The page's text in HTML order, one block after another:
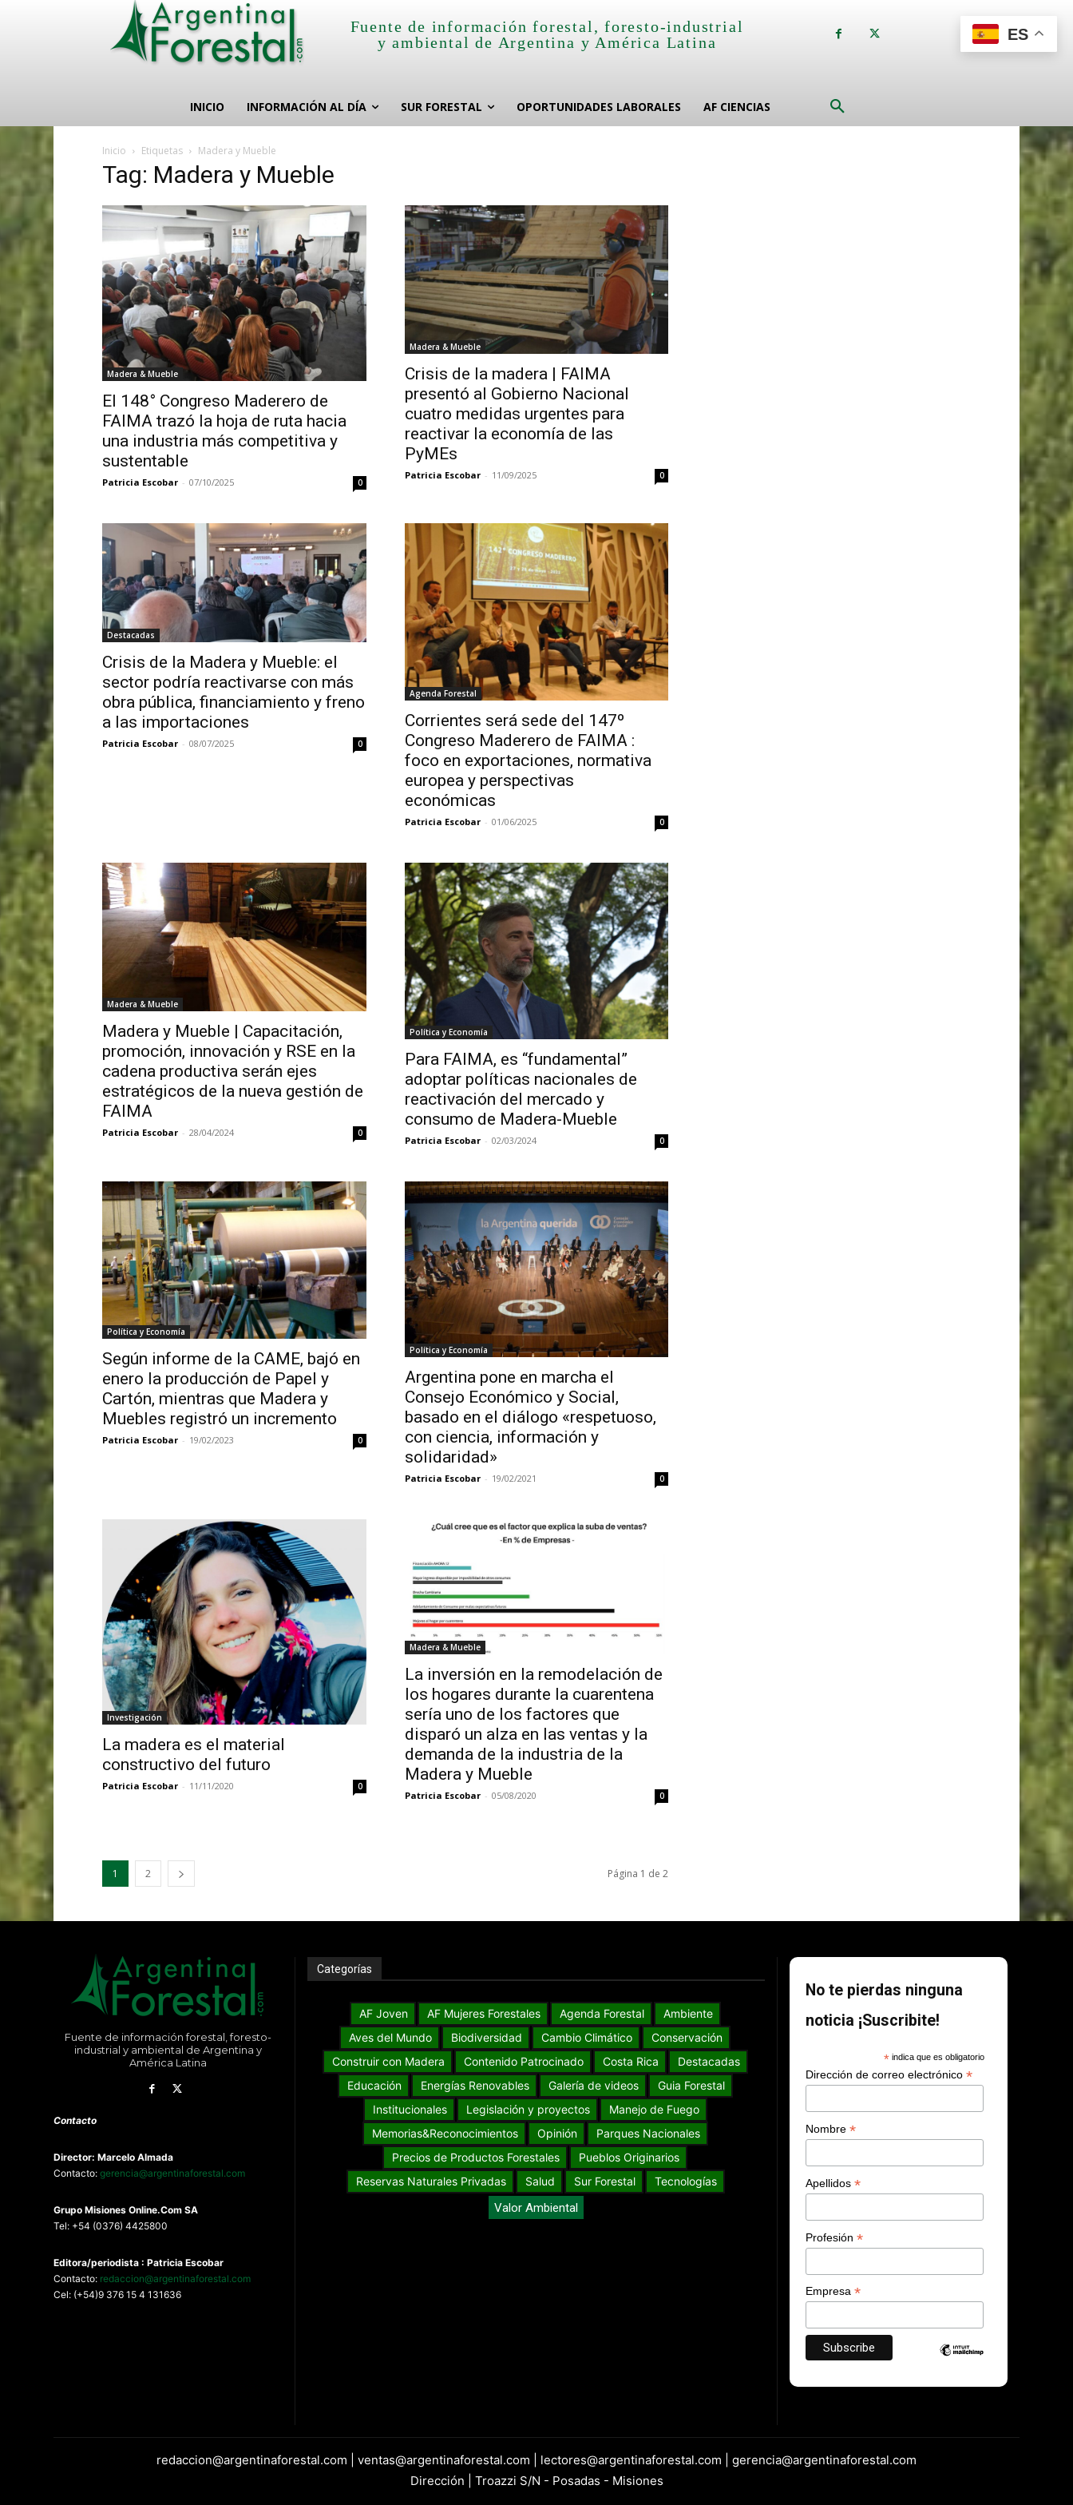
Fuente de información forestal, foresto-industrial
y ambiental de Argentina y América Latina
INICIO INFORMACIÓN AL DÍA SUR FORESTAL OPORTUNIDADES LABORALES AF CIENCIAS
Inicio Etiquetas Madera y Mueble
Tag: Madera y Mueble
Madera & Mueble
El 148° Congreso Maderero de
FAIMA trazó la hoja de ruta hacia
una industria más competitiva y
sustentable
Patricia Escobar - 07/10/2025 0
Madera & Mueble
Crisis de la madera | FAIMA
presentó al Gobierno Nacional
cuatro medidas urgentes para
reactivar la economía de las
PyMEs
Patricia Escobar - 11/09/2025 0
Destacadas
Crisis de la Madera y Mueble: el
sector podría reactivarse con más
obra pública, financiamiento y freno
a las importaciones
Patricia Escobar - 08/07/2025 0
Agenda Forestal
Corrientes será sede del 147º
Congreso Maderero de FAIMA :
foco en exportaciones, normativa
europea y perspectivas
económicas
Patricia Escobar - 01/06/2025 0
Madera & Mueble
Madera y Mueble | Capacitación,
promoción, innovación y RSE en la
cadena productiva serán ejes
estratégicos de la nueva gestión de
FAIMA
Patricia Escobar - 28/04/2024 0
Política y Economía
Para FAIMA, es “fundamental”
adoptar políticas nacionales de
reactivación del mercado y
consumo de Madera-Mueble
Patricia Escobar - 02/03/2024 0
Política y Economía
Según informe de la CAME, bajó en
enero la producción de Papel y
Cartón, mientras que Madera y
Muebles registró un incremento
Patricia Escobar - 19/02/2023 0
Política y Economía
Argentina pone en marcha el
Consejo Económico y Social,
basado en el diálogo «respetuoso,
con ciencia, información y
solidaridad»
Patricia Escobar - 19/02/2021 0
Investigación
La madera es el material
constructivo del futuro
Patricia Escobar - 11/11/2020 0
Madera & Mueble
La inversión en la remodelación de
los hogares durante la cuarentena
sería uno de los factores que
disparó un alza en las ventas y la
demanda de la industria de la
Madera y Mueble
Patricia Escobar - 05/08/2020 0
1 2 Página 1 de 2
Fuente de información forestal, foresto-
industrial y ambiental de Argentina y
América Latina
Contacto
Director: Marcelo Almada
Contacto: gerencia@argentinaforestal.com
Grupo MisionesOnline.Com SA
Tel: +54 (0376) 4425800
Editora/periodista : Patricia Escobar
Contacto: redaccion@argentinaforestal.com
Cel: (+54)9 376 15 4 131636
Categorías
AF Joven AF Mujeres Forestales Agenda Forestal
Ambiente
Aves del Mundo
Biodiversidad Cambio Climático
Conservación
Construir con Madera
Contenido Patrocinado Costa Rica
Destacadas
Educación
Energías Renovables Galería de videos
Guia Forestal
Institucionales
Legislación y proyectos
Manejo de Fuego
Memorias&Reconocimientos
Opinión
Parques Nacionales
Precios de Productos Forestales
Pueblos Originarios
Reservas Naturales Privadas
Salud Sur Forestal Tecnologías
Valor Ambiental
No te pierdas ninguna
noticia ¡Suscribite!
*indica que es obligatorio
Dirección de correo electrónico*
Nombre*
Apellidos*
Profesión*
Empresa*
redaccion@argentinaforestal.com | ventas@argentinaforestal.com | lectores@argentinaforestal.com | gerencia@argentinaforestal.com
Dirección | Troazzi S/N - Posadas - Misiones
ES